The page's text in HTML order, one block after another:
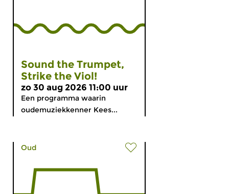
Sound the Trumpet,
Strike the Viol!
zo 30 aug 2026 11:00 uur
Een programma waarin
oudemuziekkenner Kees...
Oud